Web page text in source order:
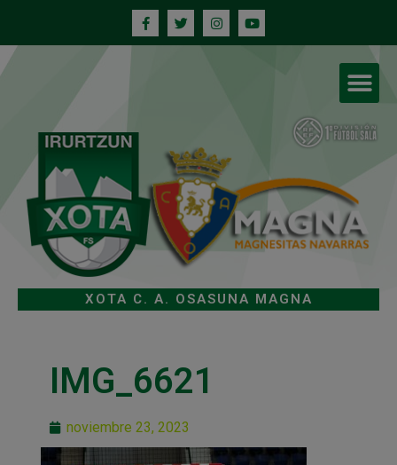
XOTA C. A. OSASUNA MAGNA
IMG_6621
noviembre 23, 2023